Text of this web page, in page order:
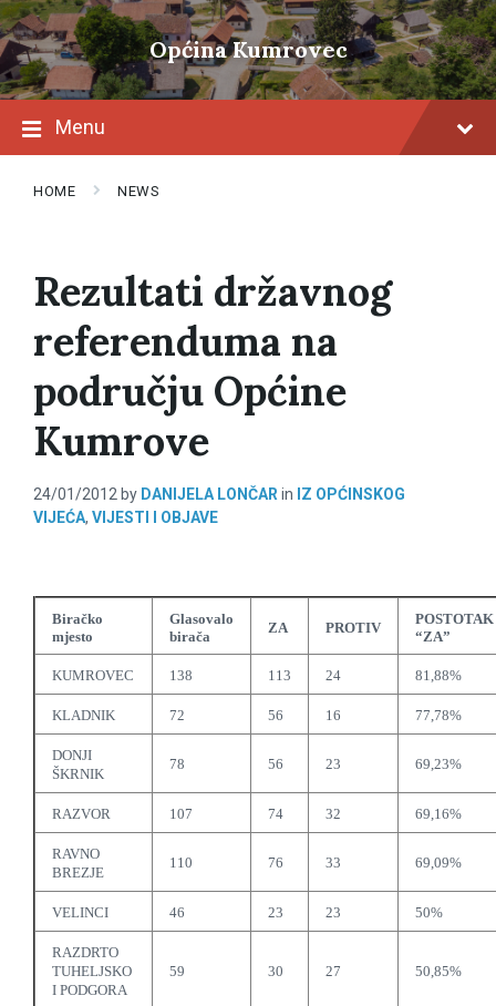
Skip
to
content
Skip
to
main
navigation
Skip
to
footer
Općina Kumrovec
Menu
HOME NEWS
Rezultati državnog
referenduma na
području Općine
Kumrove
24/01/2012 by DANIJELA LONČAR in IZ OPĆINSKOG
VIJEĆA, VIJESTI I OBJAVE
Biračko
mjesto
Glasovalo
birača
ZA PROTIV
POSTOTAK
“ZA”
KUMROVEC 138 113 24 81,88%
KLADNIK 72 56 16 77,78%
DONJI
ŠKRNIK
78 56 23 69,23%
RAZVOR 107 74 32 69,16%
RAVNO
BREZJE
110 76 33 69,09%
VELINCI 46 23 23 50%
RAZDRTO
TUHELJSKO
I PODGORA
59 30 27 50,85%